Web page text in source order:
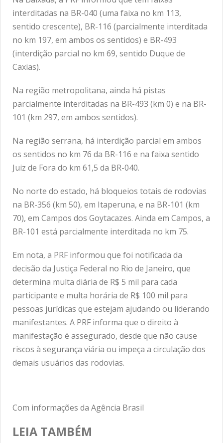
interditadas na BR-040 (uma faixa no km 113,
sentido crescente), BR-116 (parcialmente interditada
no km 197, em ambos os sentidos) e BR-493
(interdição parcial no km 69, sentido Duque de
Caxias).
Na região metropolitana, ainda há pistas
parcialmente interditadas na BR-493 (km 0) e na BR-
101 (km 297, em ambos sentidos).
Na região serrana, há interdição parcial em ambos
os sentidos no km 76 da BR-116 e na faixa sentido
Juiz de Fora do km 61,5 da BR-040.
No norte do estado, há bloqueios totais de rodovias
na BR-356 (km 50), em Itaperuna, e na BR-101 (km
70), em Campos dos Goytacazes. Ainda em Campos, a
BR-101 está parcialmente interditada no km 75.
Em nota, a PRF informou que foi notificada da
decisão da Justiça Federal no Rio de Janeiro, que
determina multa diária de R$ 5 mil para cada
participante e multa horária de R$ 100 mil para
pessoas jurídicas que estejam ajudando ou liderando
manifestantes. A PRF informa que o direito à
manifestação é assegurado, desde que não cause
riscos à segurança viária ou impeça a circulação dos
demais usuários das rodovias.
Com informações da Agência Brasil
LEIA TAMBÉM